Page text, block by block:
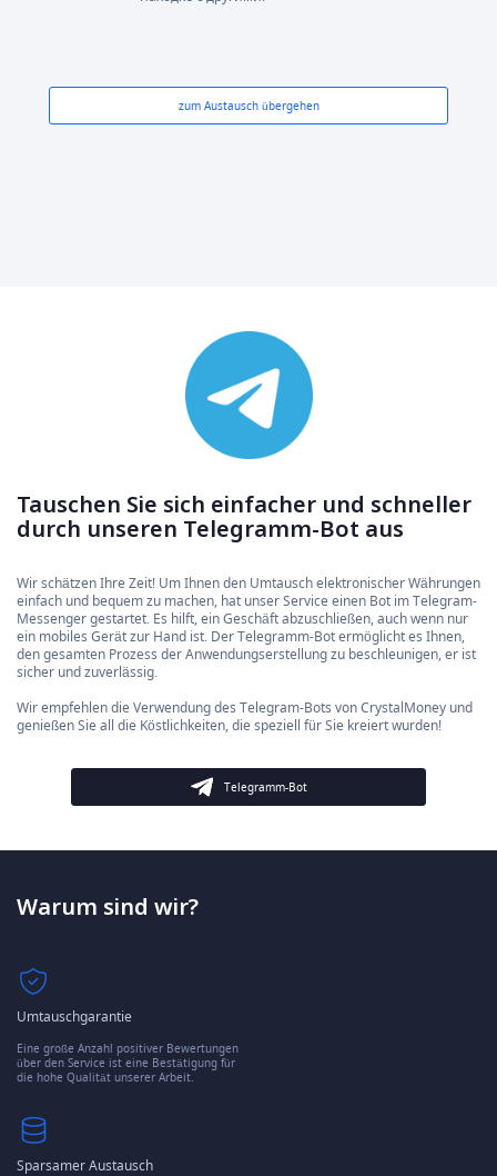
zum Austausch übergehen
Tauschen Sie sich einfacher und schneller
durch unseren Telegramm-Bot aus
Wir schätzen Ihre Zeit! Um Ihnen den Umtausch elektronischer Währungen
einfach und bequem zu machen, hat unser Service einen Bot im Telegram-
Messenger gestartet. Es hilft, ein Geschäft abzuschließen, auch wenn nur
ein mobiles Gerät zur Hand ist. Der Telegramm-Bot ermöglicht es Ihnen,
den gesamten Prozess der Anwendungserstellung zu beschleunigen, er ist
sicher und zuverlässig.
Wir empfehlen die Verwendung des Telegram-Bots von CrystalMoney und
genießen Sie all die Köstlichkeiten, die speziell für Sie kreiert wurden!
Telegramm-Bot
Warum sind wir?
Umtauschgarantie
Eine große Anzahl positiver Bewertungen
über den Service ist eine Bestätigung für
die hohe Qualität unserer Arbeit.
Sparsamer Austausch